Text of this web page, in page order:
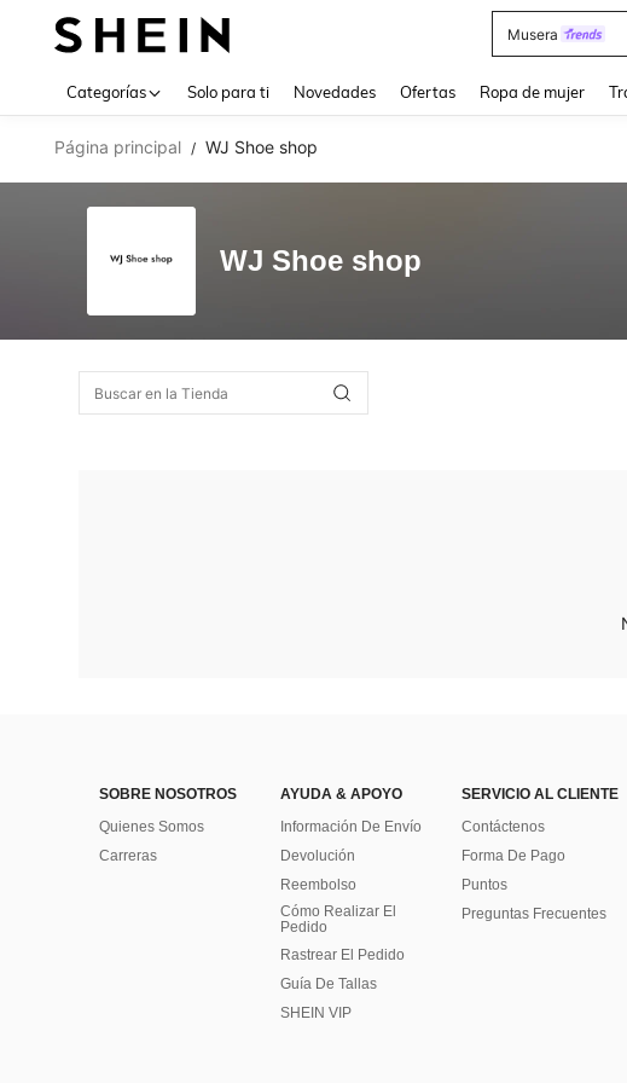
Musera
Categorías Solo para ti Novedades Ofertas Ropa de mujer
Página principal / WJ Shoe shop
WJ Shoe shop
SOBRE NOSOTROS
Quienes Somos
Carreras
AYUDA & APOYO
Información De Envío
Devolución
Reembolso
Cómo Realizar El
Pedido
Rastrear El Pedido
Guía De Tallas
SHEIN VIP
SERVICIO AL CLIENTE
Contáctenos
Forma De Pago
Puntos
Preguntas Frecuentes